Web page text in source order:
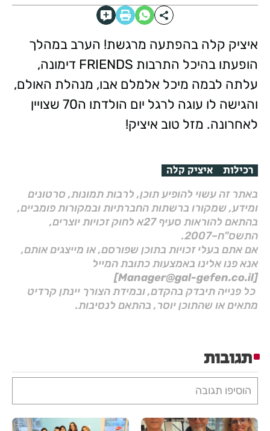
איציק קלה בהפתעה מרגשת! הערב במהלך
הופעתו בהיכל התרבות FRIENDS דימונה,
עלתה לבמה מיכל אלמלם אבו, מנהלת האולם,
והגישה לו עוגה לרגל יום הולדתו ה70 שצויין
לאחרונה. מזל טוב איציק!
רכילות איציק קלה
באתר זה עשוי להופיע תוכן, לרבות תמונות, סרטונים
ומידע, שמקורו ברשתות החברתיות ובמקורות פומביים,
בהתאם להוראות סעיף 27א לחוק זכויות יוצרים,
התשס"ח–2007.
אם אתם בעלי זכויות בתוכן שפורסם, או מייצגים אותם,
אנא פנו אלינו באמצעות כתובת המייל
[Manager@gal-gefen.co.il]
כל פנייה תיבדק בהקדם, ובמידת הצורך יינתן קרדיט
מתאים או שהתוכן יוסר, בהתאם לנסיבות.
תגובות
הוסיפו תגובה